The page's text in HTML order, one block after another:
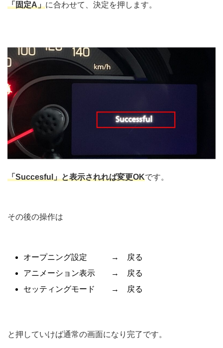
「固定A」に合わせて、決定を押します。
「Succesful」と表示されれば変更OKです。
その後の操作は
オープニング設定 → 戻る
アニメーション表示 → 戻る
セッティングモード → 戻る
と押していけば通常の画面になり完了です。